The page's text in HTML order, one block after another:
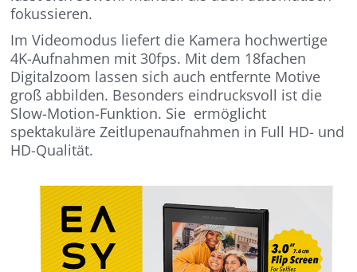
fokussieren.
Im Videomodus liefert die Kamera hochwertige
4K-Aufnahmen mit 30fps. Mit dem 18fachen
Digitalzoom lassen sich auch entfernte Motive
groß abbilden. Besonders eindrucksvoll ist die
Slow-Motion-Funktion. Sie ermöglicht
spektakuläre Zeitlupenaufnahmen in Full HD- und
HD-Qualität.